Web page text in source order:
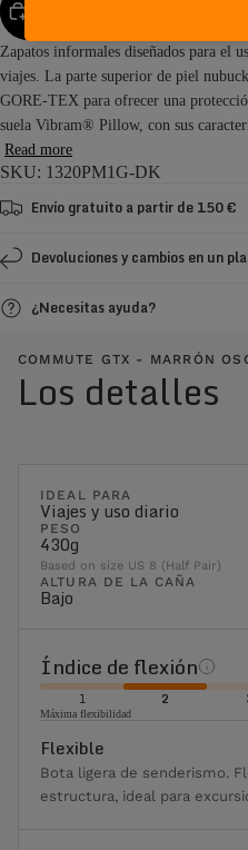
Zapatos informales diseñados para el
viajes. La parte superior de piel
GORE-TEX para ofrecer una
suela Vibram® Pillow, con sus
Read more
SKU: 1320PM1G-DK
Envío gratuito a partir de 150 €
Devoluciones y cambios en un
¿Necesitas ayuda?
COMMUTE GTX - MARRÓN
Los detalles
IDEAL PARA
Viajes y uso diario
PESO
430g
Based on size US 8 (Half Pair)
ALTURA DE LA CAÑA
Bajo
Índice de flexión
1 2
Máxima flexibilidad
Flexible
Bota ligera de senderismo.
estructura, ideal para